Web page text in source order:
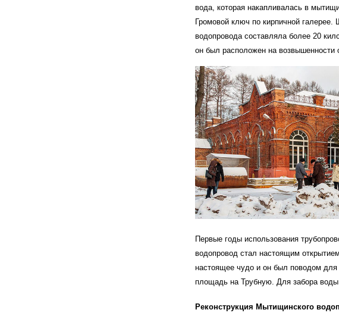
вода, которая накапливалась в
Громовой ключ по кирпичной
водопровода составляла более 20
он был расположен на возвышенности
Первые годы использования
водопровод стал настоящим
настоящее чудо и он был поводом для
площадь на Трубную. Для забора
Реконструкция Мытищинского